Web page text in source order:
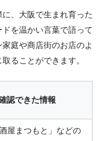
、大阪で生まれ育った
を温かい言葉で語って
庭や商店街のお店のよ
ることができます。
認できた情報
屋まつもと」などの